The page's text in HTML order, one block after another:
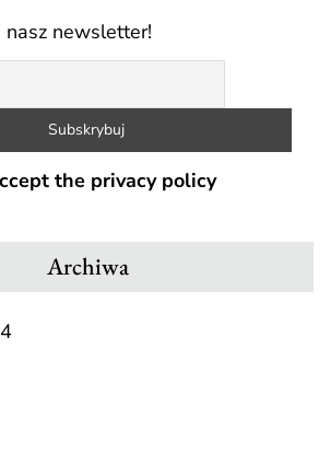
newsletter!
the privacy policy
Archiwa